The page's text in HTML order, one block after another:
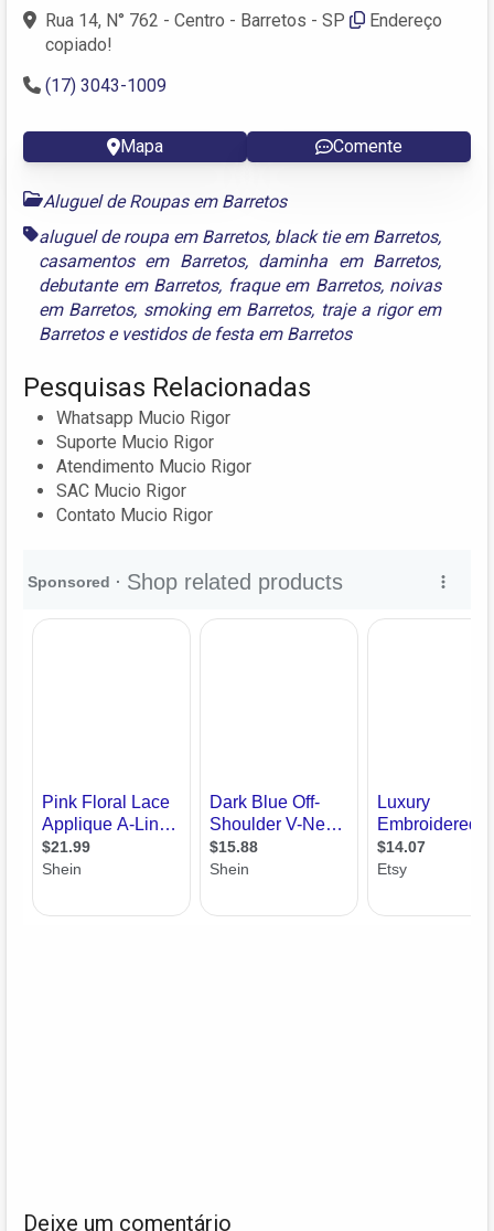
Rua 14, N° 762 - Centro - Barretos - SP
Endereço
copiado!
(17) 3043-1009
Mapa Comente
Aluguel de Roupas em Barretos
aluguel de roupa em Barretos, black tie em Barretos,
casamentos em Barretos, daminha em Barretos,
debutante em Barretos, fraque em Barretos, noivas
em Barretos, smoking em Barretos, traje a rigor em
Barretose vestidos de festa em Barretos
Pesquisas Relacionadas
Whatsapp Mucio Rigor
Suporte Mucio Rigor
Atendimento Mucio Rigor
SAC Mucio Rigor
Contato Mucio Rigor
Deixe um comentário